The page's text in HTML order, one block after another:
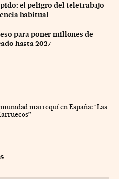
el peligro del teletrabajo
habitual
para poner millones de
hasta 2027
marroquí en España: “Las